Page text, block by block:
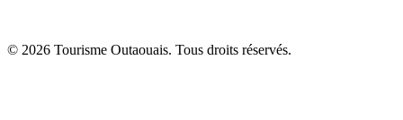
© 2026 Tourisme Outaouais. Tous droits réservés.